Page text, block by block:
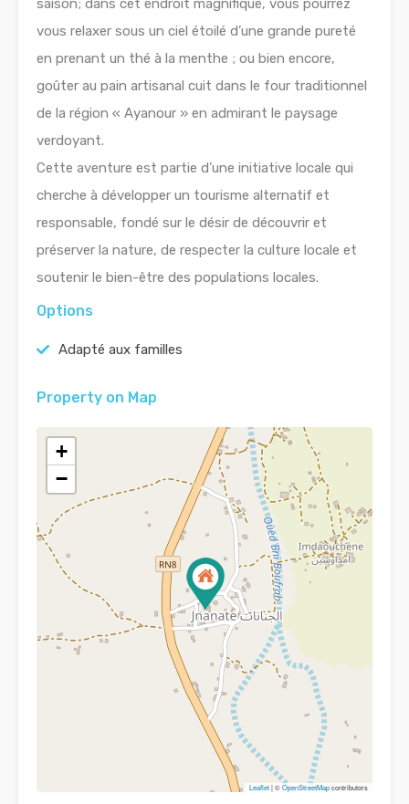
saison; dans cet endroit magnifique, vous pourrez
vous relaxer sous un ciel étoilé d’une grande pureté
en prenant un thé à la menthe ; ou bien encore,
goûter au pain artisanal cuit dans le four traditionnel
de la région « Ayanour » en admirant le paysage
verdoyant.
Cette aventure est partie d’une initiative locale qui
cherche à développer un tourisme alternatif et
responsable, fondé sur le désir de découvrir et
préserver la nature, de respecter la culture locale et
soutenir le bien-être des populations locales.
Options
Adapté aux familles
Property on Map
+
−
Leaflet| ©OpenStreetMapcontributors